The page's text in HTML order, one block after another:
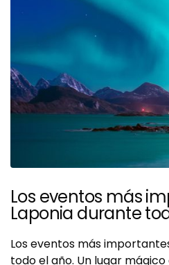
Los eventos más
Laponia durante
Los eventos más
todo el año. Un lugar